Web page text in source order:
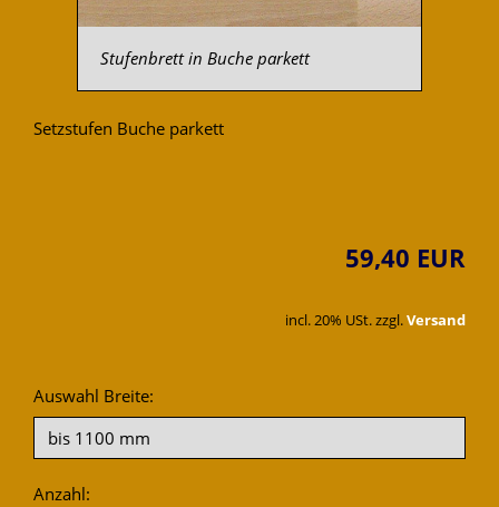
Stufenbrett in Buche parkett
Setzstufen Buche parkett
59,40 EUR
incl. 20% USt. zzgl.Versand
Auswahl Breite:
Anzahl: